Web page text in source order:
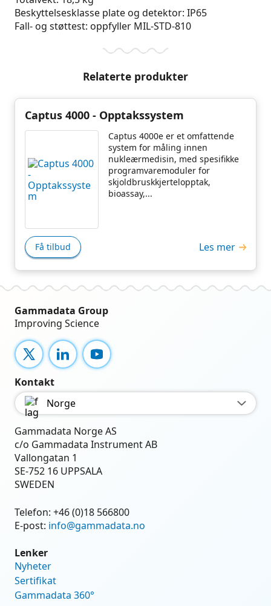
Beskyttelsesklasse plate og detektor: IP65
Fall- og støttest: oppfyller MIL-STD-810
Relaterte produkter
Captus 4000 - Opptakssystem
Captus 4000e er et omfattende
system for måling innen
nukleærmedisin, med spesifikke
programvaremoduler for
skjoldbruskkjertelopptak,
bioassay,...
Få tilbud Les mer
Gammadata Group
Improving Science
X LinkedInYouTube
Kontakt
Norge
Gammadata Norge AS
c/o Gammadata Instrument AB
Vallongatan 1
SE-752 16 UPPSALA
SWEDEN
Telefon: +46 (0)18 566800
E-post: info@gammadata.no
Lenker
Nyheter
Sertifikat
Gammadata 360°